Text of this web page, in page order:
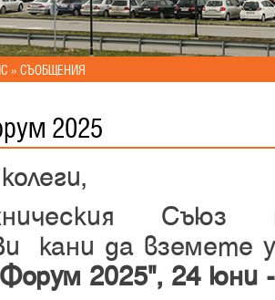
» СЪОБЩЕНИЯ
2025
кани да вземете
2025", 24 юни